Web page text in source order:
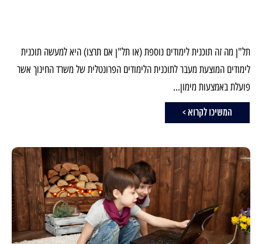
תל"ן מה זה תוכנית לימודים נוספת (או תל"ן אם תרצו) היא למעשה תוכנית
לימודים המוצעת מעבר לתוכנית הלימודים הפרונטלית של משרד החינוך אשר
פועלת באמצעות מימון...
המשיכו לקרוא >